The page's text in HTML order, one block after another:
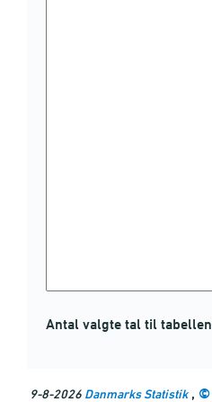
Antal valgte tal til
9-8-2026 Danmarks Statistik, ©